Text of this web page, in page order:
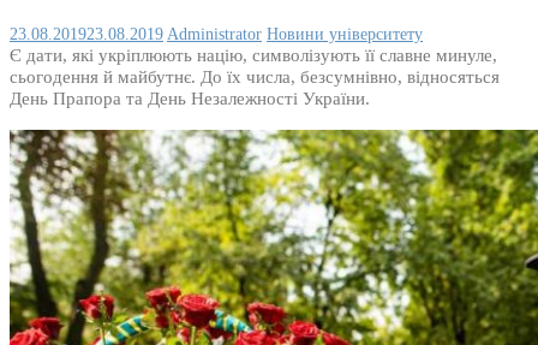
23.08.201923.08.2019 Administrator Новини університету
Є дати, які укріплюють націю, символізують її славне минуле,
сьогодення й майбутнє. До їх числа, безсумнівно, відносяться
День Прапора та День Незалежності України.